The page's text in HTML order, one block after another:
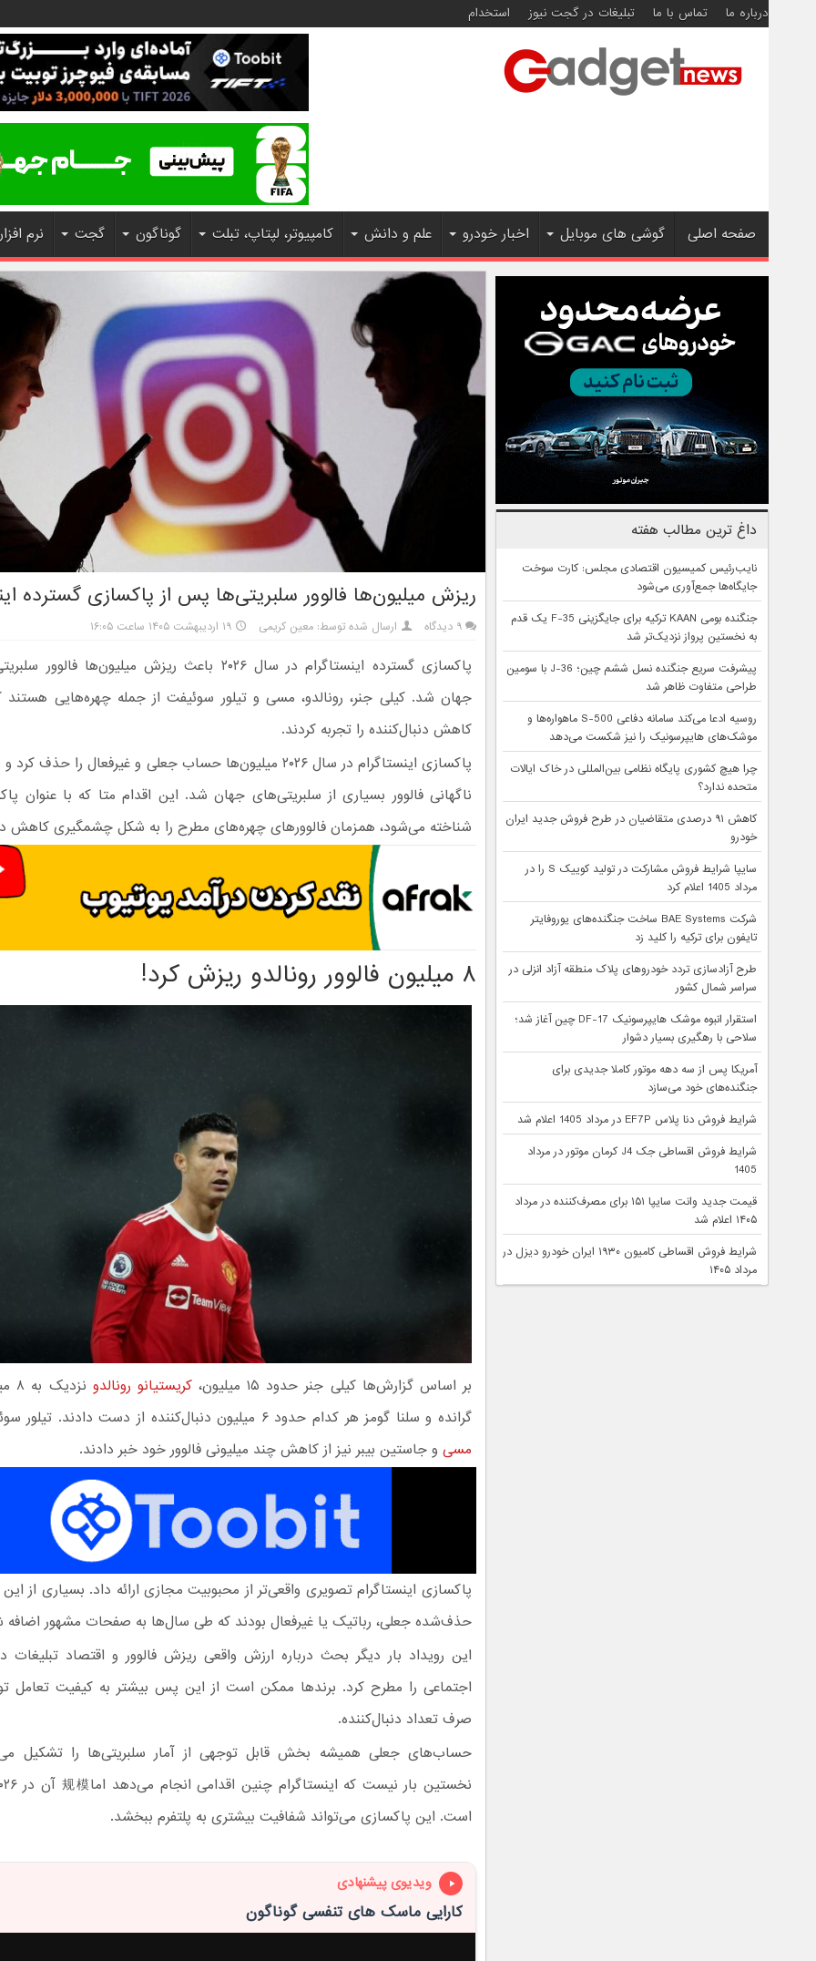
درباره ما تماس با ما تبلیغات در گجت نیوز استخدام
صفحه اصلی گوشی های موبایل اخبار خودرو علم و دانش کامپیوتر، لپتاپ، تبلت گوناگون گجت نرم افزار
ریزش میلیون‌ها فالوور سلبریتی‌ها پس از پاکسازی گسترده
۹ دیدگاه ارسال شده توسط: معین کریمی ۱۹ اردیبهشت ۱۴۰۵ ساعت ۱۶:۰۵
پاکسازی گسترده اینستاگرام در سال ۲۰۲۶ باعث ریزش میلیون‌ها
جهان شد. کیلی جنر، رونالدو، مسی و تیلور سوئیفت از جمله چهره‌هایی هستند
کاهش دنبال‌کننده را تجربه کردند.
پاکسازی اینستاگرام در سال ۲۰۲۶ میلیون‌ها حساب جعلی و غیرفعال را
ناگهانی فالوور بسیاری از سلبریتی‌های جهان شد. این اقدام متا که با عنوان
شناخته می‌شود، همزمان فالوورهای چهره‌های مطرح را به شکل چشمگیری کاهش
۸ میلیون فالوور رونالدو ریزش کرد!
بر اساس گزارش‌ها کیلی جنر حدود ۱۵ میلیون، کریستیانو رونالدو
گرانده و سلنا گومز هر کدام حدود ۶ میلیون دنبال‌کننده از دست دادند. تیلور سوئیفت،
مسی و جاستین بیبر نیز از کاهش چند میلیونی فالوور خود خبر دادند.
پاکسازی اینستاگرام تصویری واقعی‌تر از محبوبیت مجازی ارائه داد. بسیاری از
حذف‌شده جعلی، رباتیک یا غیرفعال بودند که طی سال‌ها به صفحات مشهور اضافه
این رویداد بار دیگر بحث درباره ارزش واقعی ریزش فالوور و اقتصاد تبلیغات
اجتماعی را مطرح کرد. برندها ممکن است از این پس بیشتر به کیفیت تعامل
صرف تعداد دنبال‌کننده.
حساب‌های جعلی همیشه بخش قابل توجهی از آمار سلبریتی‌ها را تشکیل
است. این پاکسازی می‌تواند شفافیت بیشتری به پلتفرم ببخشد.
ویدیوی پیشنهادی
کارایی ماسک های تنفسی گوناگون
داغ ترین مطالب هفته
نایب‌رئیس کمیسیون اقتصادی مجلس: کارت سوخت
جایگاه‌ها جمع‌آوری می‌شود
جنگنده بومی KAAN ترکیه برای جایگزینی F-35 یک قدم
به نخستین پرواز نزدیک‌تر شد
پیشرفت سریع جنگنده نسل ششم چین؛ J-36 با سومین
طراحی متفاوت ظاهر شد
روسیه ادعا می‌کند سامانه دفاعی S-500 ماهواره‌ها و
موشک‌های هایپرسونیک را نیز شکست می‌دهد
چرا هیچ کشوری پایگاه نظامی بین‌المللی در خاک ایالات
متحده ندارد؟
کاهش ۹۱ درصدی متقاضیان در طرح فروش جدید ایران
خودرو
سایپا شرایط فروش مشارکت در تولید کوییک S را در
مرداد 1405 اعلام کرد
شرکت BAE Systems ساخت جنگنده‌های یوروفایتر
تایفون برای ترکیه را کلید زد
طرح آزادسازی تردد خودروهای پلاک منطقه آزاد انزلی در
سراسر شمال کشور
استقرار انبوه موشک هایپرسونیک DF-17 چین آغاز شد؛
سلاحی با رهگیری بسیار دشوار
آمریکا پس از سه دهه موتور کاملا جدیدی برای
جنگنده‌های خود می‌سازد
شرایط فروش دنا پلاس EF7P در مرداد 1405 اعلام شد
شرایط فروش اقساطی جک J4 کرمان موتور در مرداد
1405
قیمت جدید وانت سایپا ۱۵۱ برای مصرف‌کننده در مرداد
۱۴۰۵ اعلام شد
شرایط فروش اقساطی کامیون ۱۹۳۰ ایران خودرو دیزل در
مرداد ۱۴۰۵